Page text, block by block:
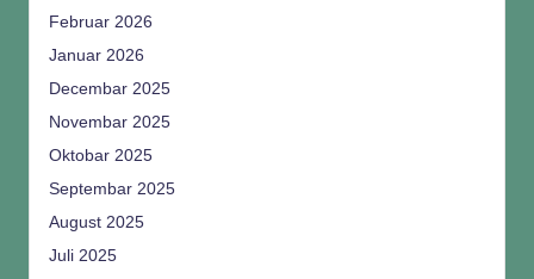
Februar 2026
Januar 2026
Decembar 2025
Novembar 2025
Oktobar 2025
Septembar 2025
August 2025
Juli 2025